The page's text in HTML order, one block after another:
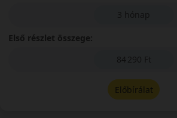
3 hónap
Első részlet összege:
84 290 Ft
Előbírálat